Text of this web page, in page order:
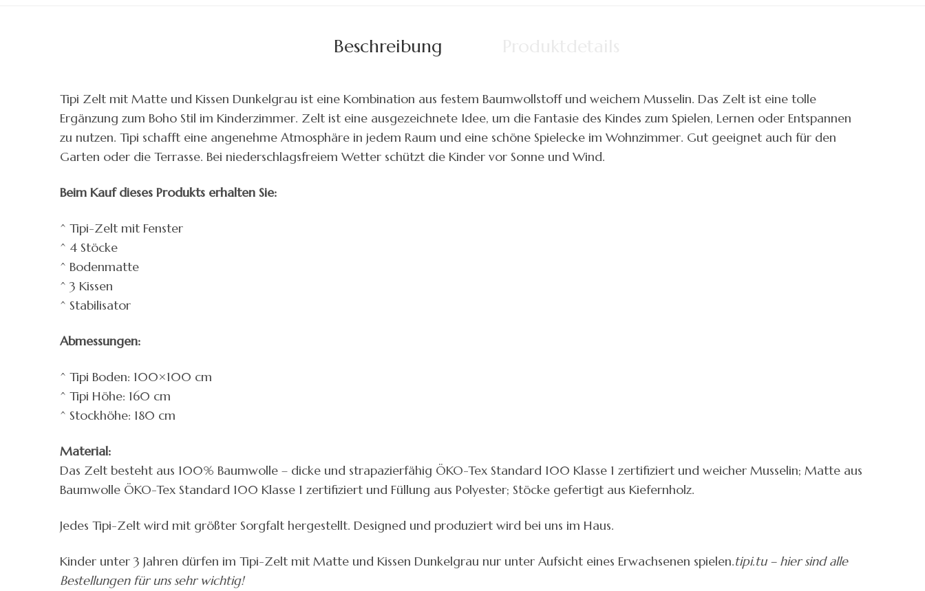
Beschreibung
Tipi Zelt mit Matte und Kissen Dunkelgrau ist eine Kombination aus festem Baumwollstoff und weichem Musselin. Das Zelt ist eine tolle
Ergänzung zum Boho Stil im Kinderzimmer. Zelt ist eine ausgezeichnete Idee, um die Fantasie des Kindes zum Spielen, Lernen oder Entspannen
zu nutzen. Tipi schafft eine angenehme Atmosphäre in jedem Raum und eine schöne Spielecke im Wohnzimmer. Gut geeignet auch für den
Garten oder die Terrasse. Bei niederschlagsfreiem Wetter schützt die Kinder vor Sonne und Wind.
Beim Kauf dieses Produkts erhalten Sie:
^ Tipi-Zelt mit Fenster
^ 4 Stöcke
^ Bodenmatte
^ 3 Kissen
^ Stabilisator
Abmessungen:
^ Tipi Boden: 100×100 cm
^ Tipi Höhe: 160 cm
^ Stockhöhe: 180 cm
Material:
Das Zelt besteht aus 100% Baumwolle – dicke und strapazierfähig ÖKO-Tex Standard 100 Klasse 1 zertifiziert und weicher Musselin; Matte aus
Baumwolle ÖKO-Tex Standard 100 Klasse 1 zertifiziert und Füllung aus Polyester; Stöcke gefertigt aus Kiefernholz.
Jedes Tipi-Zelt wird mit größter Sorgfalt hergestellt. Designed und produziert wird bei uns im Haus.
Kinder unter 3 Jahren dürfen im Tipi-Zelt mit Matte und Kissen Dunkelgrau nur unter Aufsicht eines Erwachsenen spielen.tipi.tu – hier sind alle
Bestellungen für uns sehr wichtig!